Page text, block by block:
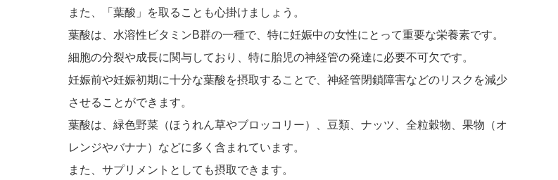
また、「葉酸」を取ることも心掛けましょう。
葉酸は、水溶性ビタミンB群の一種で、特に妊娠中の女性にとって重要な栄養素です。
細胞の分裂や成長に関与しており、特に胎児の神経管の発達に必要不可欠です。
妊娠前や妊娠初期に十分な葉酸を摂取することで、神経管閉鎖障害などのリスクを減少
させることができます。
葉酸は、緑色野菜（ほうれん草やブロッコリー）、豆類、ナッツ、全粒穀物、果物（オ
レンジやバナナ）などに多く含まれています。
また、サプリメントとしても摂取できます。